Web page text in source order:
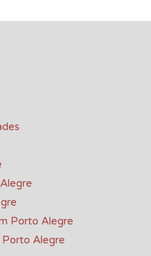
Porto Alegre
Porto Alegre